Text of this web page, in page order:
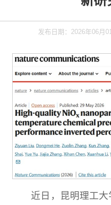
发布日期：2026年06月
近日，昆明理工